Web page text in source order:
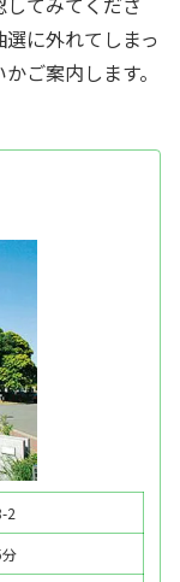
に外れてしまっ
ご案内します。
2